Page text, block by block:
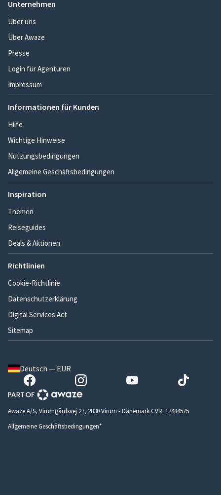
Unternehmen
Über uns
Über Awaze
Presse
Login für Agenturen
Impressum
Informationen für Kunden
Hilfe
Wichtige Hinweise
Nutzungsbedingungen
Allgemeine Geschäftsbedingungen
Inspiration
Themen
Reiseguides
Deals & Aktionen
Richtlinien
Cookie-Richtlinie
Datenschutzerklärung
Digital Services Act
Sitemap
Deutsch — EUR
Awaze A/S, Virumgårdsvej 27, 2830 Virum - Dänemark CVR: 17484575
Allgemeine Geschäftsbedingungen*